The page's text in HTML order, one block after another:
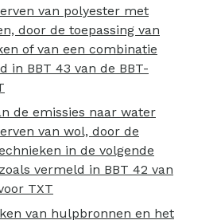
van polyester met
door de toepassing van
of van een combinatie
in BBT 43 van de BBT-
de emissies naar water
van wol, door de
in de volgende
vermeld in BBT 42 van
TXT
van hulpbronnen en het